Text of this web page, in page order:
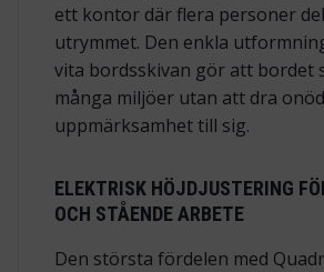
ett kontor där flera personer
utrymmet. Den enkla
vita bordsskivan gör att bordet
många miljöer utan att dra
uppmärksamhet till sig.
ELEKTRISK HÖJDJUSTERING
OCH STÅENDE ARBETE
Den största fördelen med